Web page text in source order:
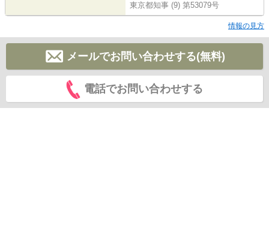
東京都知事 (9) 第53079号
情報の見方
メールでお問い合わせする(無料)
電話でお問い合わせする